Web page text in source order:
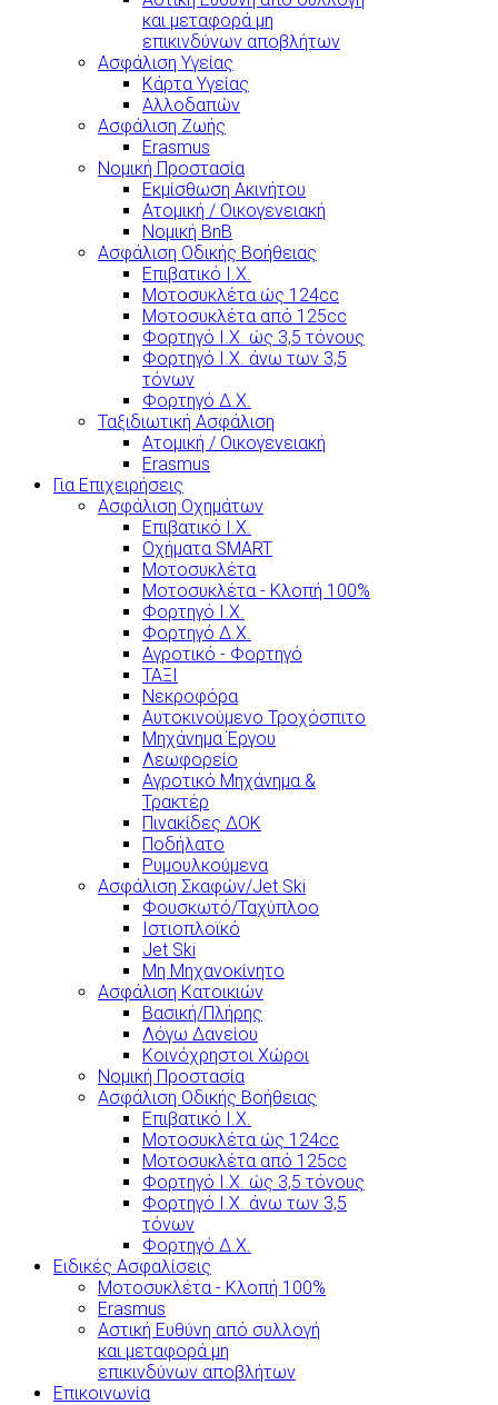
και μεταφορά μη
επικινδύνων αποβλήτων
Ασφάλιση Υγείας
Κάρτα Υγείας
Αλλοδαπών
Ασφάλιση Ζωής
Erasmus
Νομική Προστασία
Εκμίσθωση Ακινήτου
Ατομική / Οικογενειακή
Νομική BnB
Ασφάλιση Οδικής Βοήθειας
Επιβατικό Ι.Χ.
Μοτοσυκλέτα ώς 124cc
Μοτοσυκλέτα από 125cc
Φορτηγό Ι.Χ. ώς 3,5 τόνους
Φορτηγό Ι.Χ. άνω των 3,5
τόνων
Φορτηγό Δ.Χ.
Ταξιδιωτική Ασφάλιση
Ατομική / Οικογενειακή
Erasmus
Για Επιχειρήσεις
Ασφάλιση Οχημάτων
Επιβατικό Ι.Χ.
Οχήματα SMART
Μοτοσυκλέτα
Μοτοσυκλέτα - Κλοπή 100%
Φορτηγό Ι.Χ.
Φορτηγό Δ.Χ.
Αγροτικό - Φορτηγό
ΤΑΞΙ
Νεκροφόρα
Αυτοκινούμενο Τροχόσπιτο
Μηχάνημα Έργου
Λεωφορείο
Αγροτικό Μηχάνημα &
Τρακτέρ
Πινακίδες ΔΟΚ
Ποδήλατο
Ρυμουλκούμενα
Ασφάλιση Σκαφών/Jet Ski
Φουσκωτό/Ταχύπλοο
Ιστιοπλοϊκό
Jet Ski
Μη Μηχανοκίνητο
Ασφάλιση Κατοικιών
Βασική/Πλήρης
Λόγω Δανείου
Κοινόχρηστοι Χώροι
Νομική Προστασία
Ασφάλιση Οδικής Βοήθειας
Επιβατικό Ι.Χ.
Μοτοσυκλέτα ώς 124cc
Μοτοσυκλέτα από 125cc
Φορτηγό Ι.Χ. ώς 3,5 τόνους
Φορτηγό Ι.Χ. άνω των 3,5
τόνων
Φορτηγό Δ.Χ.
Ειδικές Ασφαλίσεις
Μοτοσυκλέτα - Κλοπή 100%
Erasmus
Αστική Ευθύνη από συλλογή
και μεταφορά μη
επικινδύνων αποβλήτων
Επικοινωνία